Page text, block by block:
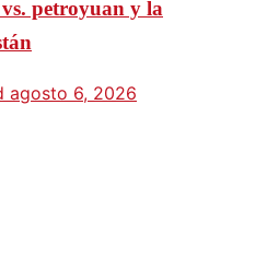
petroyuan y la
agosto 6, 2026